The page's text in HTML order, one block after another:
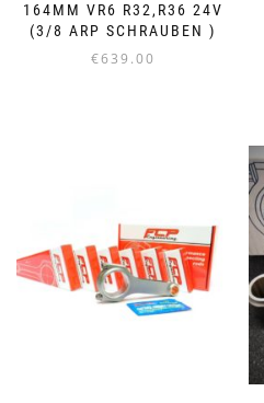
164MM VR6 R32,R36 24V
(3/8 ARP SCHRAUBEN )
€639.00